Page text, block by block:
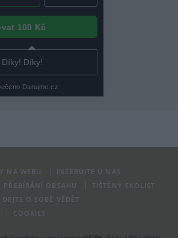
NA WEBU
INZERUJTE U NÁS
PŘEBÍRÁNÍ OBSAHU
TIŠTĚNÝ EKOLIST
DEJTE O SOBĚ VĚDĚT
COOKIES